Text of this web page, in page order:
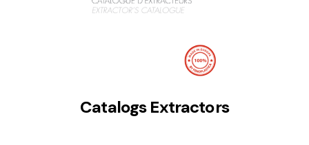
Catalogs Extractors